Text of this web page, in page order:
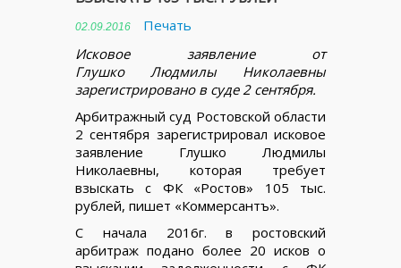
02.09.2016
Печать
Исковое заявление от
Глушко Людмилы Николаевны
зарегистрировано в суде 2 сентября.
Арбитражный суд Ростовской области
2 сентября зарегистрировал исковое
заявление Глушко Людмилы
Николаевны, которая требует
взыскать с ФК «Ростов» 105 тыс.
рублей, пишет «Коммерсантъ».
С начала 2016г. в ростовский
арбитраж подано более 20 исков о